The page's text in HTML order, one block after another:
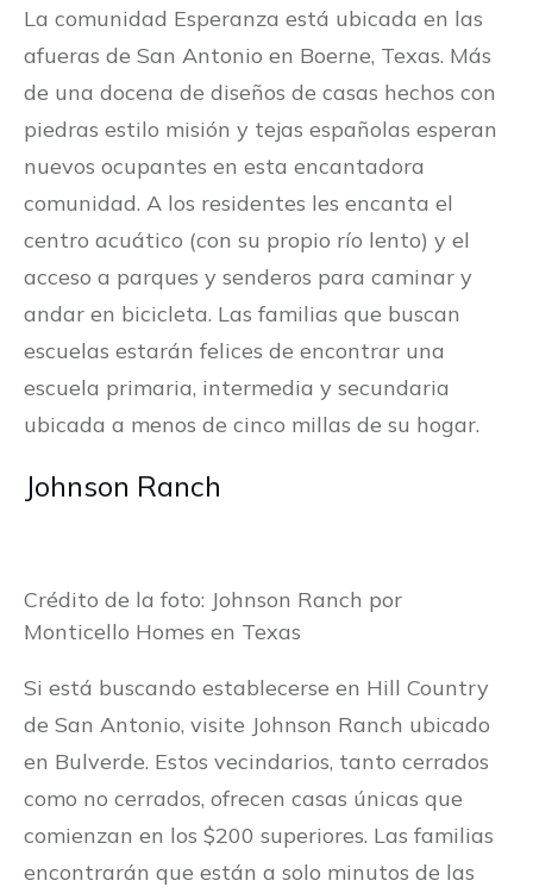
La comunidad Esperanza está ubicada en las
afueras de San Antonio en Boerne, Texas. Más
de una docena de diseños de casas hechos con
piedras estilo misión y tejas españolas esperan
nuevos ocupantes en esta encantadora
comunidad. A los residentes les encanta el
centro acuático (con su propio río lento) y el
acceso a parques y senderos para caminar y
andar en bicicleta. Las familias que buscan
escuelas estarán felices de encontrar una
escuela primaria, intermedia y secundaria
ubicada a menos de cinco millas de su hogar.
Johnson Ranch
Crédito de la foto: Johnson Ranch por
Monticello Homes en Texas
Si está buscando establecerse en Hill Country
de San Antonio, visite Johnson Ranch ubicado
en Bulverde. Estos vecindarios, tanto cerrados
como no cerrados, ofrecen casas únicas que
comienzan en los $200 superiores. Las familias
encontrarán que están a solo minutos de las